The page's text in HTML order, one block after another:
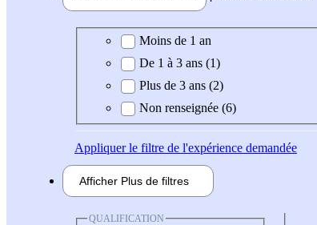
Expérience demandée
Moins de 1 an
De 1 à 3 ans (1)
Plus de 3 ans (2)
Non renseignée (6)
Appliquerle filtre de l'expérience demandée
Afficher Plus de filtres
QUALIFICATION